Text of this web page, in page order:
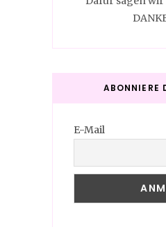
ABONNIERE
E-Mail